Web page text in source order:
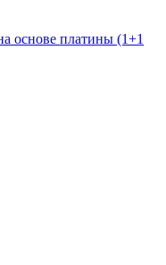
основе платины (1+1